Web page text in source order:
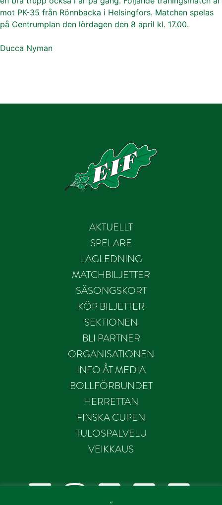
mot PK-35 från Rönnbacka i Helsingfors. Matchen spelas
på Centrumplan den lördagen den 8 april kl. 17.00.
Ducca Nyman
AKTUELLT
SPELARE
LAGLEDNING
MATCHBILJETTER
SÄSONGSKORT
KÖP BILJETTER
SEKTIONEN
BLI PARTNER
ORGANISATIONEN
INFO ÅT MEDIA
BOLLFÖRBUNDET
HERRETTAN
FINSKA CUPEN
TULOSPALVELU
VEIKKAUS